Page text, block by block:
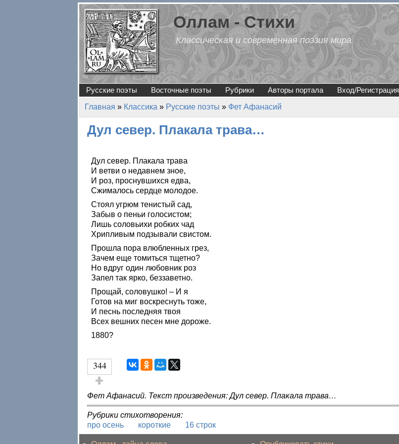
Перейти к основному содержанию
Оллам - Стихи
Классическая и современная поэзия мира
Русские поэты Восточные поэты Рубрики Авторы портала Вход/Регистрация
Вы здесь
Главная » Классика » Русские поэты » Фет Афанасий
Дул север. Плакала трава…
Дул север. Плакала трава
И ветви о недавнем зное,
И роз, проснувшихся едва,
Сжималось сердце молодое.
Стоял угрюм тенистый сад,
Забыв о пеньи голосистом;
Лишь соловьихи робких чад
Хрипливым подзывали свистом.
Прошла пора влюбленных грез,
Зачем еще томиться тщетно?
Но вдруг один любовник роз
Запел так ярко, беззаветно.
Прощай, соловушко! – И я
Готов на миг воскреснуть тоже,
И песнь последняя твоя
Всех вешних песен мне дороже.
1880?
344
Голос за!
Фет Афанасий. Текст произведения: Дул север. Плакала трава…
Рубрики стихотворения:
про осень
короткие 16 строк